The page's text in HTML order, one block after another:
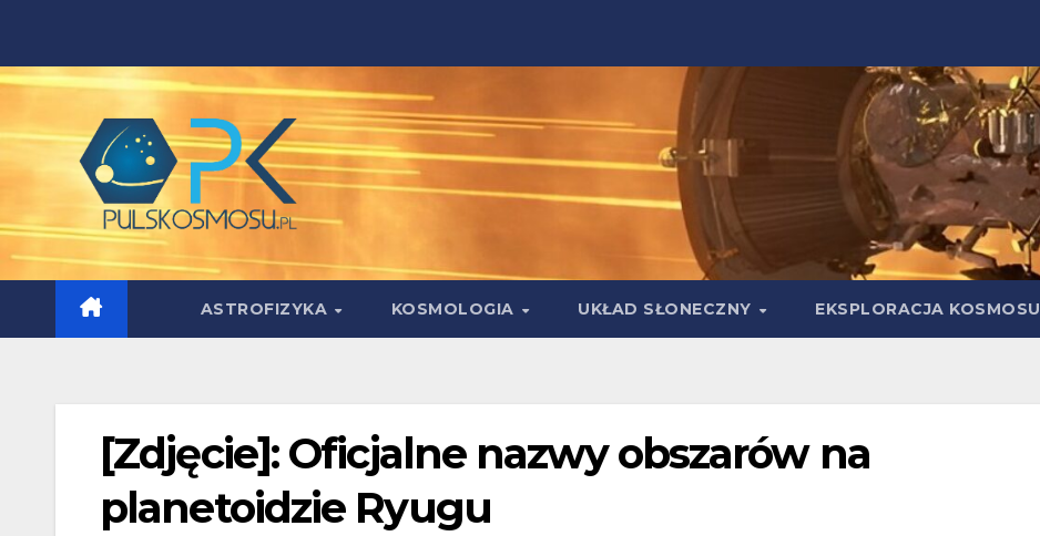
content
ASTROFIZYKA KOSMOLOGIA UKŁAD SŁONECZNY EKSPLORACJA KOSMOSU
[Zdjęcie]: Oficjalne nazwy obszarów na
planetoidzie Ryugu